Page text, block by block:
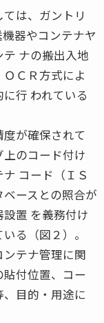
は、ガントリ
器やコンテナヤ
ナの搬出入地
ＣＲ方式によ
行 われている
が確保されて
のコード付け
コード（ＩＳ
ースとの照合が
置 を義務付け
る（図２）。
テナ管理に関
付位置、コー
目的・用途に